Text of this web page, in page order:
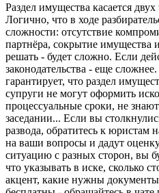
Раздел имущества касается
Логично, что в ходе
сложности: отсутствие
партнёра, сокрытие
решать - будет сложно. Если
законодательства - еще
гарантирует, что раздел
супруги не могут оформить
процессуальные сроки, не
заседании... Если вы
развода, обратитесь к юристам
на ваши вопросы и дадут
ситуацию с разных сторон, вы
что указывать в иске, сколько
акцент, какие нужны